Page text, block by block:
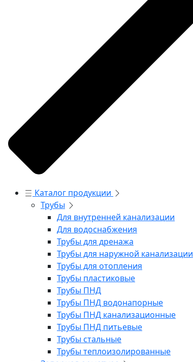
Каталог продукции
Трубы
Для внутренней канализации
Для водоснабжения
Трубы для дренажа
Трубы для наружной канализации
Трубы для отопления
Трубы пластиковые
Трубы ПНД
Трубы ПНД водонапорные
Трубы ПНД канализационные
Трубы ПНД питьевые
Трубы стальные
Трубы теплоизолированные